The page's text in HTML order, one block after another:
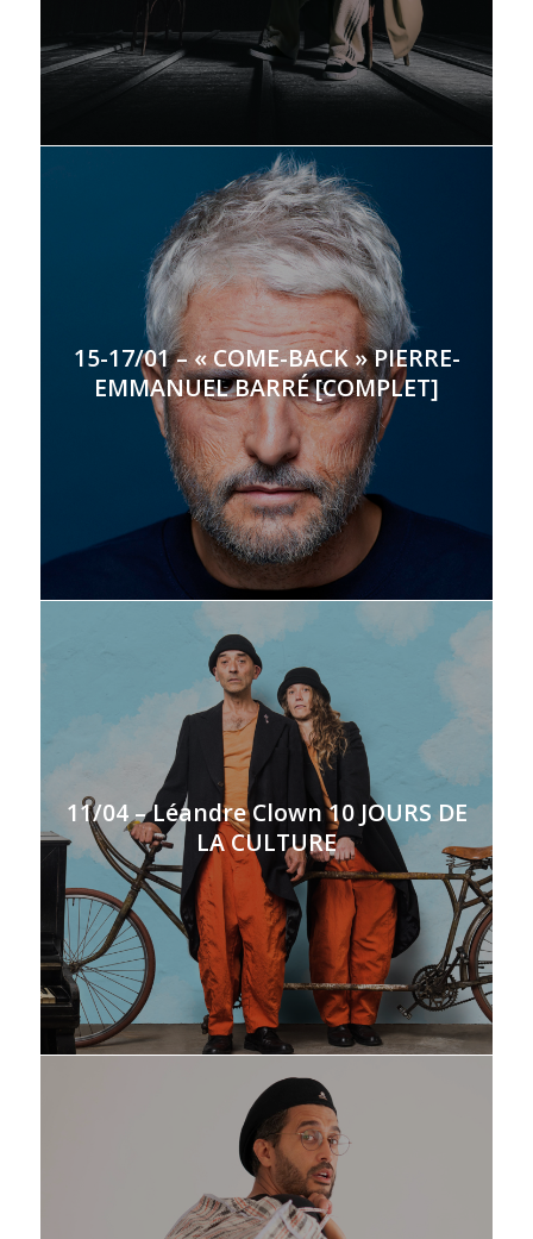
15-17/01 – « COME-BACK » PIERRE-
EMMANUEL BARRÉ [COMPLET]
11/04 – Léandre Clown 10 JOURS DE
LA CULTURE